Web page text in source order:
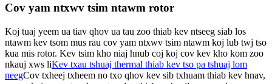
Cov yam ntxwv tsim ntawm rotor
Koj tuaj yeem ua tiav qhov ua tau zoo thiab kev ntseeg siab los
ntawm kev tsom mus rau cov yam ntxwv tsim ntawm koj lub twj tso
kua mis rotor. Kev tsim kho niaj hnub coj koj cov kev kho kom zoo
nkauj xws liKev txau tshuaj thermal thiab kev tso pa tshuaj lom
neegCov txheej txheem no txo ​​qhov kev sib txhuam thiab kev hnav,